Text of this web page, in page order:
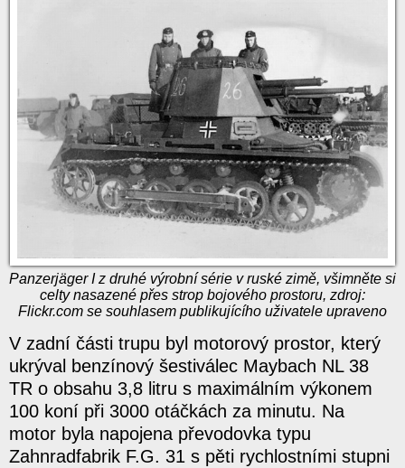
Panzerjäger I z druhé výrobní série v ruské zimě, všimněte si
celty nasazené přes strop bojového prostoru, zdroj:
Flickr.com se souhlasem publikujícího uživatele upraveno
V zadní části trupu byl motorový prostor, který
ukrýval benzínový šestiválec Maybach NL 38
TR o obsahu 3,8 litru s maximálním výkonem
100 koní při 3000 otáčkách za minutu. Na
motor byla napojena převodovka typu
Zahnradfabrik F.G. 31 s pěti rychlostními stupni